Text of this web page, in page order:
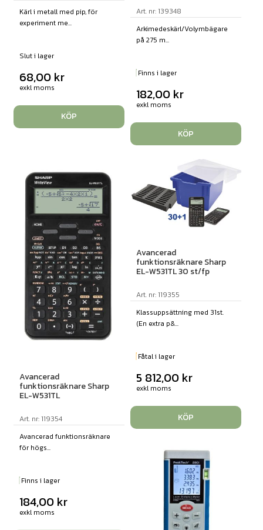
Kärl i metall med pip, för
experiment me...
Slut i lager
68,00 kr
exkl moms
KÖP
Art. nr: 139348
Arkimedeskärl/Volymbägare
på 275 m...
Finns i lager
182,00 kr
exkl moms
KÖP
Avancerad
funktionsräknare Sharp
EL-W531TL
Art. nr: 119354
Avancerad funktionsräknare
för högs...
Finns i lager
184,00 kr
exkl moms
Avancerad
funktionsräknare Sharp
EL-W531TL 30 st/fp
Art. nr: 119355
Klassuppsättning med 31st.
(En extra p&...
Fåtal i lager
5 812,00 kr
exkl moms
KÖP